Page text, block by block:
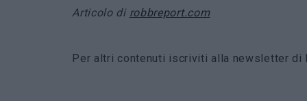
Articolo di robbreport.com
Per altri contenuti iscriviti alla newsletter di